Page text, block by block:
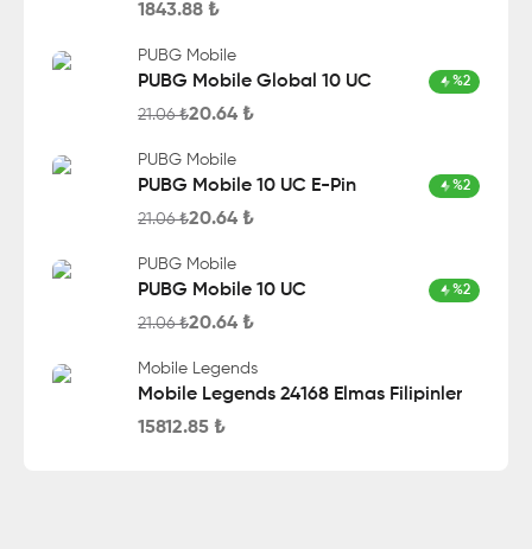
1843.88 ₺
PUBG Mobile
PUBG Mobile Global 10 UC %2
21.06₺20.64 ₺
PUBG Mobile
PUBG Mobile 10 UC E-Pin %2
21.06₺20.64 ₺
PUBG Mobile
PUBG Mobile 10 UC %2
21.06₺20.64 ₺
Mobile Legends
Mobile Legends 24168 Elmas Filipinler
15812.85 ₺